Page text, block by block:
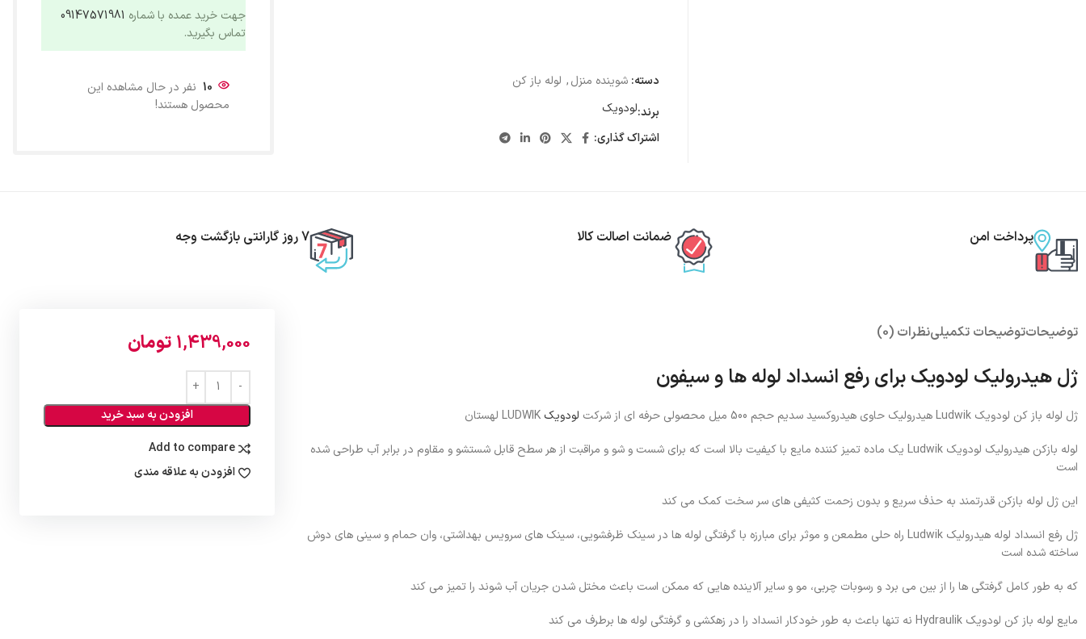
دسته: شوینده منزل, لوله باز کن
برند:لودویک
اشتراک گذاری:
جهت خرید عمده با شماره 09147571981
تماس بگیرید.
10 نفر در حال مشاهده این
محصول هستند!
پرداخت امن ضمانت اصالت کالا 7 روز گارانتی بازگشت وجه
توضیحاتتوضیحات تکمیلینظرات (0)
ژل هیدرولیک لودویک برای رفع انسداد لوله ها و سیفون
ژل لوله باز کن لودویک Ludwik هیدرولیک حاوی هیدروکسید سدیم حجم 500 میل محصولی حرفه ای از شرکت لودویک
لوله بازکن هیدرولیک لودویک Ludwik یک ماده تمیز کننده مایع با کیفیت بالا است که برای شست و شو و مراقبت از هر سطح قابل شستشو و مقاوم در برابر آب طراحی شده
است
این ژل لوله بازکن قدرتمند به حذف سریع و بدون زحمت کثیفی های سر سخت کمک می کند
ژل رفع انسداد لوله هیدرولیک Ludwik راه حلی مطمعن و موثر برای مبارزه با گرفتگی لوله ها در سینک ظرفشویی، سینک های سرویس بهداشتی، وان حمام و سینی های دوش
ساخته شده است
که به طور کامل گرفتگی ها را از بین می برد و رسوبات چربی، مو و سایر آلاینده هایی که ممکن است باعث مختل شدن جریان آب شوند را تمیز می کند
مایع لوله باز کن لودویک Hydraulik نه تنها باعث به طور خودکار انسداد را در زهکشی و گرفتگی لوله ها برطرف می کند
1,439,000 تومان
افزودن به سبد خرید
Add to compare
افزودن به علاقه مندی